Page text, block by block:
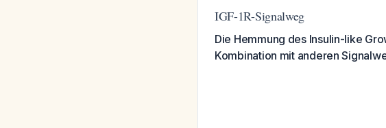
IGF-1R-Signalweg
Die Hemmung des Insulin-like
Kombination mit anderen